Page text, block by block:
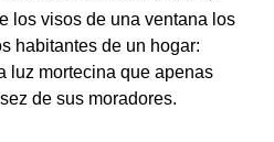
los visos de una ventana los
habitantes de un hogar:
luz mortecina que apenas
de sus moradores.